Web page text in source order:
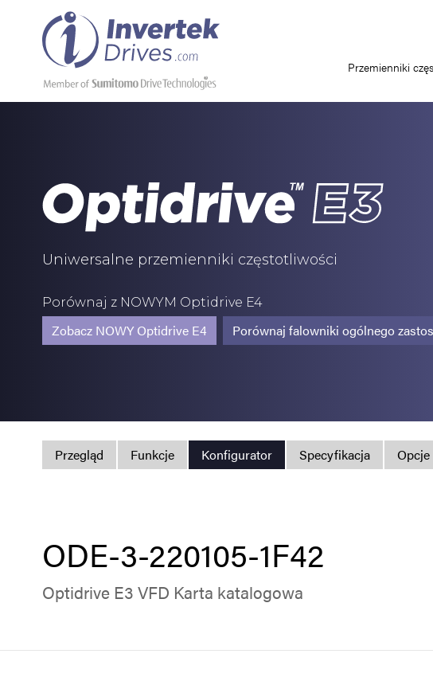
Przemienniki
Uniwersalne przemienniki częstotliwości
Porównaj z NOWYM Optidrive E4
Zobacz NOWY Optidrive E4 Porównaj falowniki ogólnego
Przegląd Funkcje Konfigurator Specyfikacja Opcje
ODE-3-220105-1F42
Optidrive E3 VFD Karta katalogowa